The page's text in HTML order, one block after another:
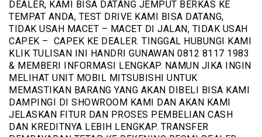
DEALER, KAMI BISA DATANG JEMPUT BERKAS KE
TEMPAT ANDA, TEST DRIVE KAMI BISA DATANG,
TIDAK USAH MACET – MACET DI JALAN, TIDAK USAH
CAPEK – CAPEK KE DEALER. TINGGAL HUBUNGI KAMI
KLIK TULISAN INI HANDRI GUNAWAN 0812 8117 1983
& MEMBERI INFORMASI LENGKAP. NAMUN JIKA INGIN
MELIHAT UNIT MOBIL MITSUBISHI UNTUK
MEMASTIKAN BARANG YANG AKAN DIBELI BISA KAMI
DAMPINGI DI SHOWROOM KAMI DAN AKAN KAMI
JELASKAN FITUR DAN PROSES PEMBELIAN CASH
DAN KREDITNYA LEBIH LENGKAP. TRANSFER